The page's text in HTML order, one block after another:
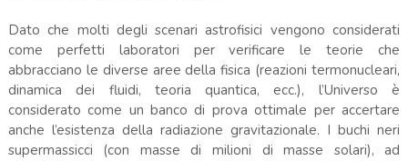
Dato che molti degli scenari astrofisici vengono considerati
come perfetti laboratori per verificare le teorie che
abbracciano le diverse aree della fisica (reazioni termonucleari,
dinamica dei fluidi, teoria quantica, ecc.), l’Universo è
considerato come un banco di prova ottimale per accertare
anche l’esistenza della radiazione gravitazionale. I buchi neri
supermassicci (con masse di milioni di masse solari), ad